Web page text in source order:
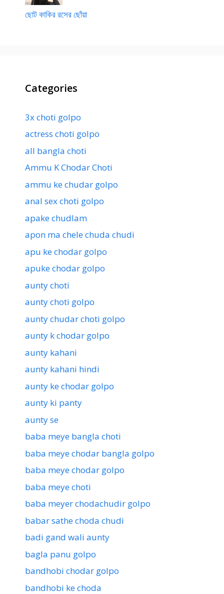
ছোট কাকির রসের ছোঁয়া
Categories
3x choti golpo
actress choti golpo
all bangla choti
Ammu K Chodar Choti
ammu ke chudar golpo
anal sex choti golpo
apake chudlam
apon ma chele chuda chudi
apu ke chodar golpo
apuke chodar golpo
aunty choti
aunty choti golpo
aunty chudar choti golpo
aunty k chodar golpo
aunty kahani
aunty kahani hindi
aunty ke chodar golpo
aunty ki panty
aunty se
baba meye bangla choti
baba meye chodar bangla golpo
baba meye chodar golpo
baba meye choti
baba meyer chodachudir golpo
babar sathe choda chudi
badi gand wali aunty
bagla panu golpo
bandhobi chodar golpo
bandhobi ke choda